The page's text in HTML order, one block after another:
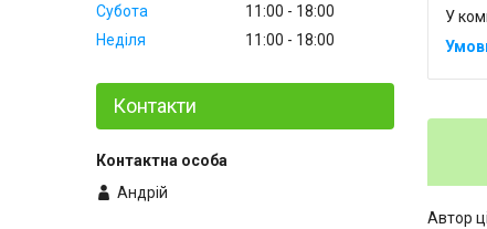
У
Автор
Субота
11:00
18:00
Неділя
11:00 18:00
Контакти
Андрій